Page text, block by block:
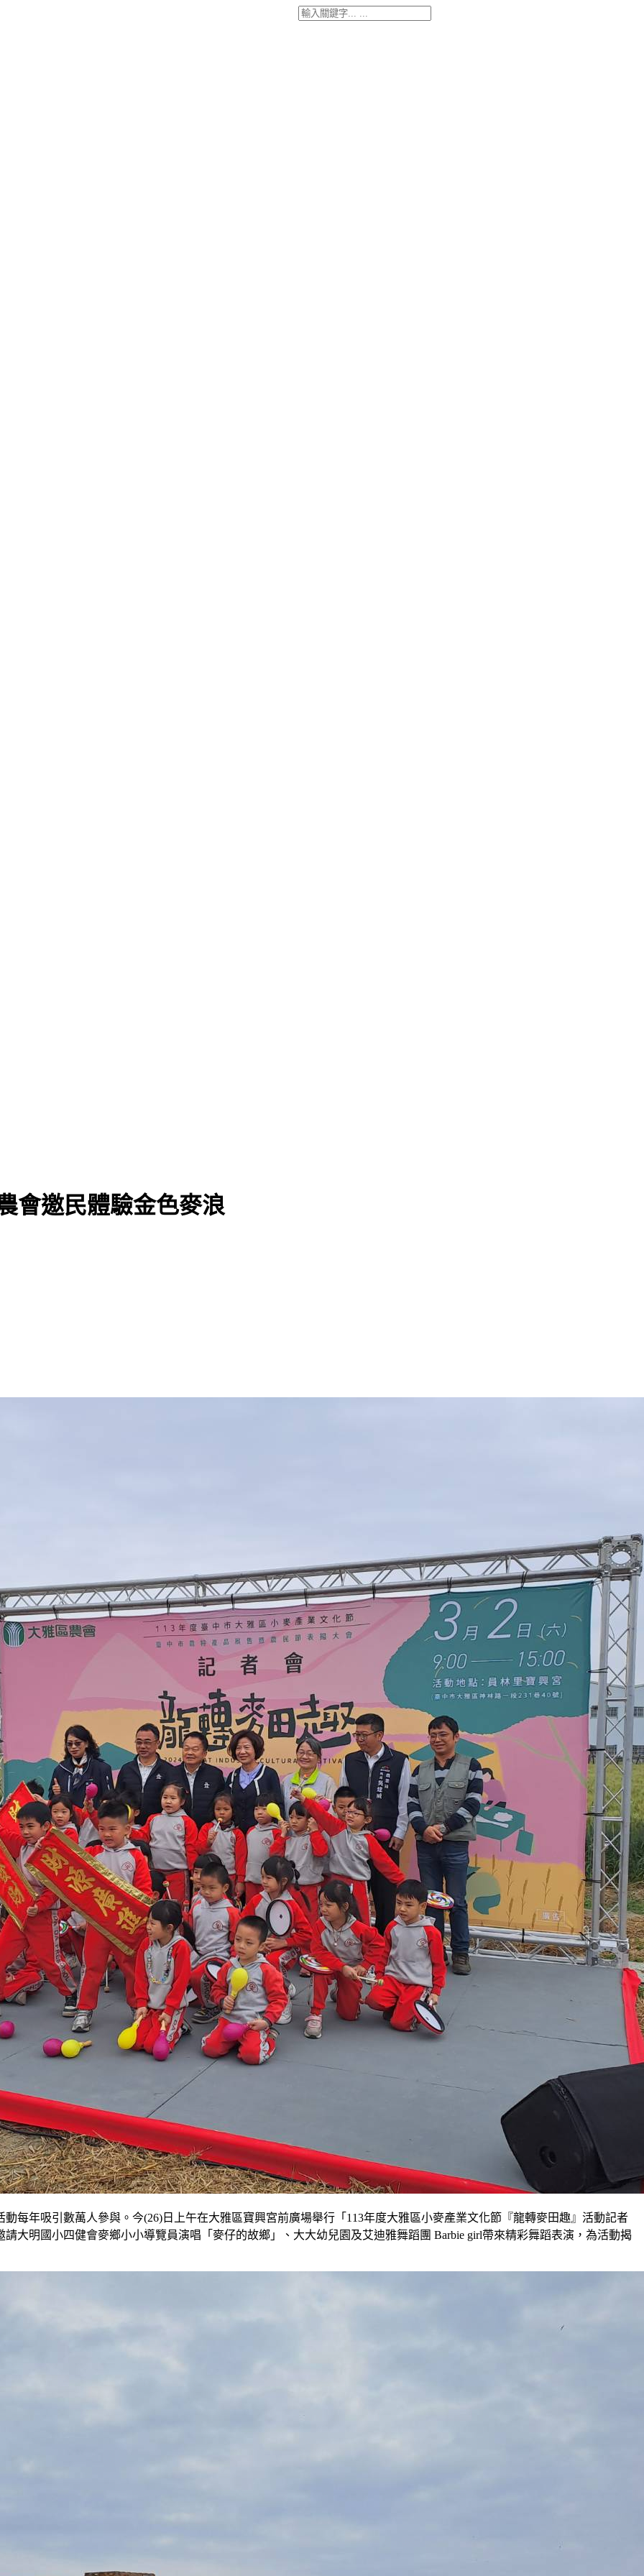
會邀民體驗金色麥浪
每年吸引數萬人參與。今(26)日上午在大雅區寶興宮前廣場舉行「113年度大雅區小麥產業文化節『龍轉麥田趣』活動記者
大明國小四健會麥鄉小小導覽員演唱「麥仔的故鄉」、大大幼兒園及艾迪雅舞蹈團 Barbie girl帶來精彩舞蹈表演，為活動揭